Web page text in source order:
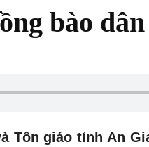
bào
Tôn giáo tỉnh An